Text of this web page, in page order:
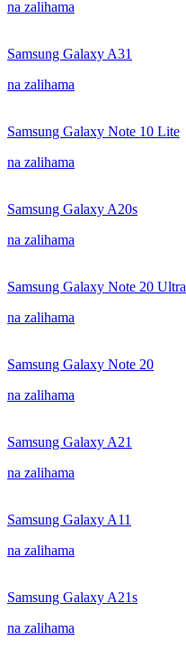
na zalihama
Samsung Galaxy A31
na zalihama
Samsung Galaxy Note 10 Lite
na zalihama
Samsung Galaxy A20s
na zalihama
Samsung Galaxy Note 20 Ultra
na zalihama
Samsung Galaxy Note 20
na zalihama
Samsung Galaxy A21
na zalihama
Samsung Galaxy A11
na zalihama
Samsung Galaxy A21s
na zalihama